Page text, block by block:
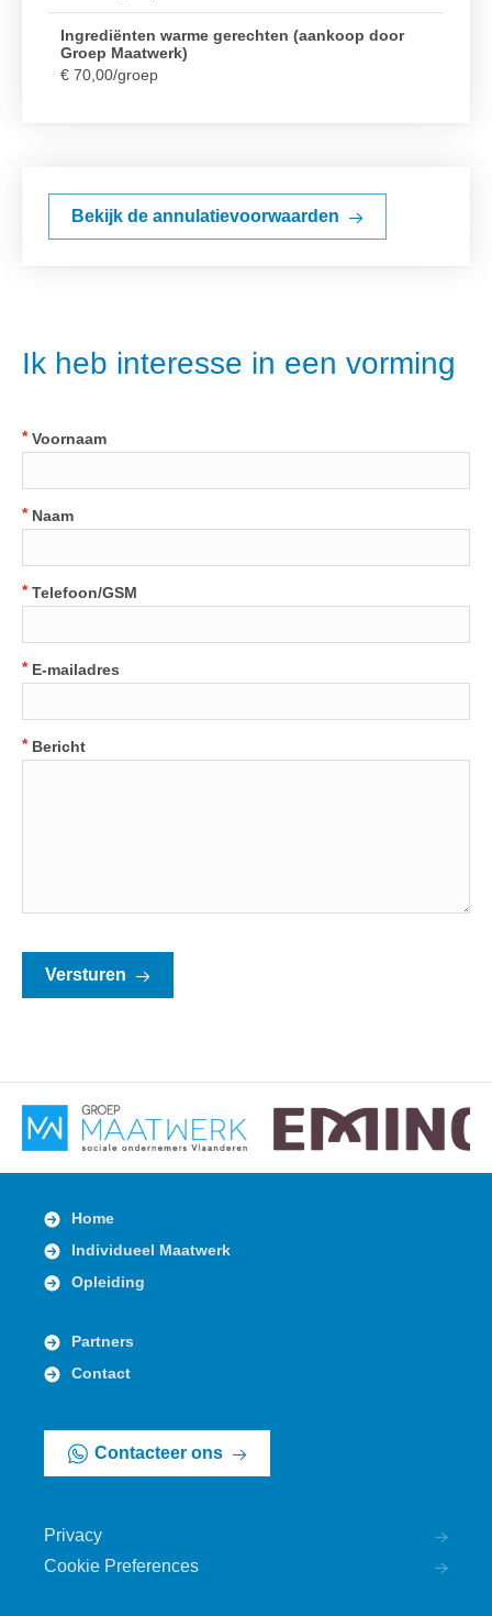
Ingrediënten warme gerechten (aankoop door
Groep Maatwerk)
€ 70,00/groep
VOORWAARDEN
Bekijk de annulatievoorwaarden
Ik heb interesse in een vorming
Voornaam
*
Naam
*
Telefoon/GSM
*
E-mailadres
*
Bericht
*
Versturen
Contacteer ons
Home
Individueel Maatwerk
Opleiding
Partners
Contact
Privacy
Cookie Preferences